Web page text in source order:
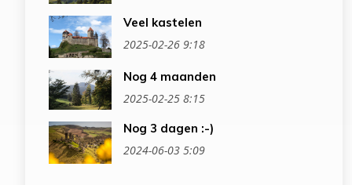
Veel kastelen
2025-02-26 9:18
Nog 4 maanden
2025-02-25 8:15
Nog 3 dagen :-)
2024-06-03 5:09